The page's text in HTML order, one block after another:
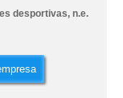
desportivas, n.e.